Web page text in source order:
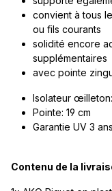
convient à tous
ou fils courants
solidité encore
supplémentaires
avec pointe
Isolateur
Pointe: 19 cm
Garantie UV 3 ans
Contenu de la